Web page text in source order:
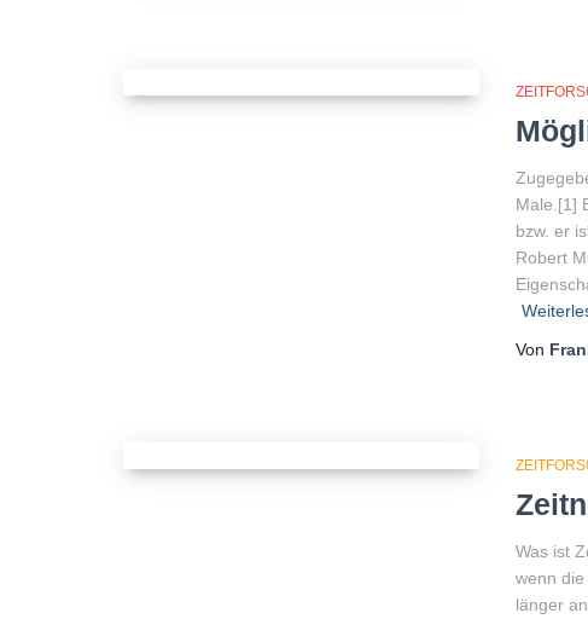
Male.[1]
bzw. er
Robert
Von
Was ist
wenn
länger